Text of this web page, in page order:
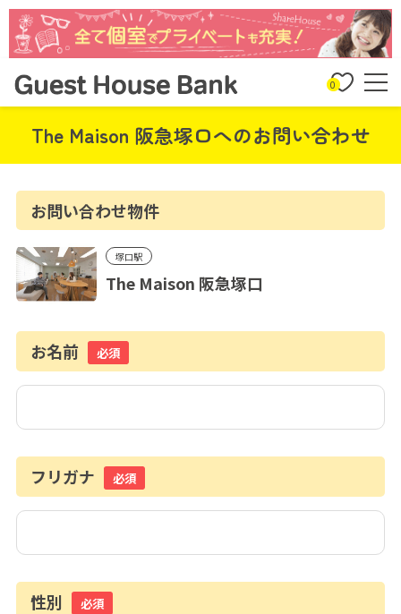
0
The Maison 阪急塚口へのお問い合わせ
お問い合わせ物件
塚口駅
The Maison 阪急塚口
お名前 必須
フリガナ 必須
性別 必須